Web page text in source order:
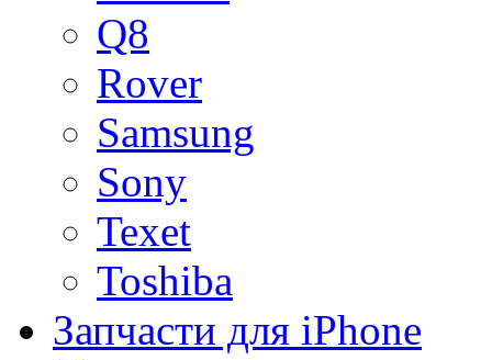
Q8
Rover
Samsung
Sony
Texet
Toshiba
Запчасти для iPhone